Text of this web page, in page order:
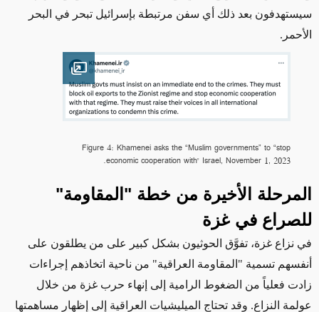
سيستهدفون بعد ذلك أي سفن مرتبطة بإسرائيل تبحر في البحر
الأحمر.
Open image
Figure 4: Khamenei asks the “Muslim governments” to “stop
economic cooperation with" Israel, November 1, 2023.
المرحلة الأخيرة من خطة "المقاومة"
للصراع في غزة
في نزاع غزة، تفوَّق الحوثيون بشكل كبير على من يطلقون على
أنفسهم تسمية "المقاومة العراقية" من ناحية اتخاذهم إجراءات
زادت فعلياً من الضغوط الرامية إلى إنهاء حرب غزة من خلال
عولمة النزاع. وقد تحتاج الميليشيات العراقية إلى إظهار مساهمتها